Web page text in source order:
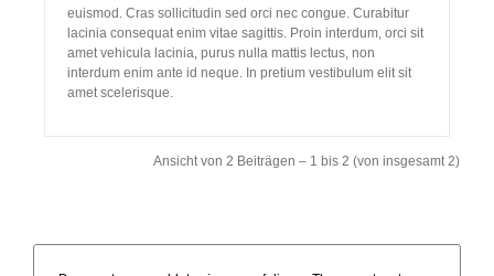
euismod. Cras sollicitudin sed orci nec congue. Curabitur
lacinia consequat enim vitae sagittis. Proin interdum, orci sit
amet vehicula lacinia, purus nulla mattis lectus, non
interdum enim ante id neque. In pretium vestibulum elit sit
amet scelerisque.
Ansicht von 2 Beiträgen – 1 bis 2 (von insgesamt 2)